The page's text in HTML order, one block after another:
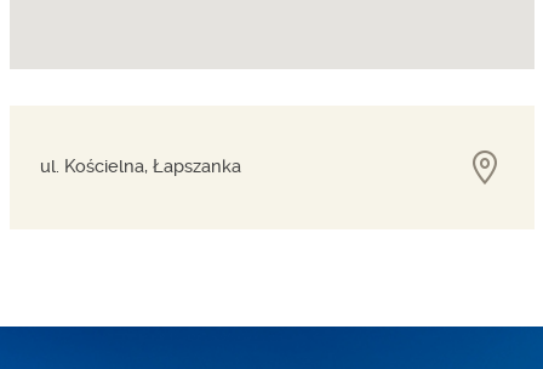
ul. Kościelna, Łapszanka